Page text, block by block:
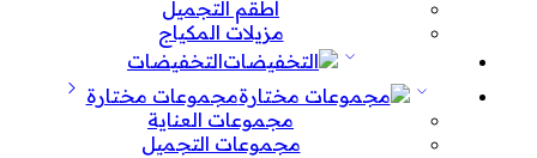
أطقم التجميل
مزيلات المكياج
التخفيضات
مجموعات مختارة
مجموعات العناية
مجموعات التجميل